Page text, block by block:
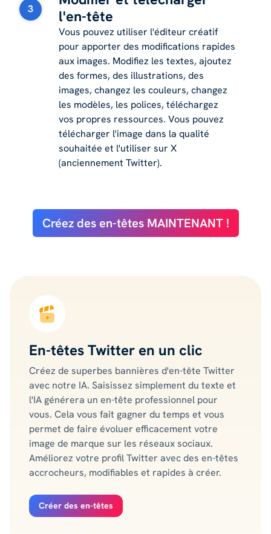
3
l'en-tête
Vous pouvez utiliser l'éditeur créatif
pour apporter des modifications rapides
aux images. Modifiez les textes, ajoutez
des formes, des illustrations, des
images, changez les couleurs, changez
les modèles, les polices, téléchargez
vos propres ressources. Vous pouvez
télécharger l'image dans la qualité
souhaitée et l'utiliser sur X
(anciennement Twitter).
Créez des en-têtes MAINTENANT !
En-têtes Twitter en un clic
Créez de superbes bannières d'en-tête Twitter
avec notre IA. Saisissez simplement du texte et
l'IA générera un en-tête professionnel pour
vous. Cela vous fait gagner du temps et vous
permet de faire évoluer efficacement votre
image de marque sur les réseaux sociaux.
Améliorez votre profil Twitter avec des en-têtes
accrocheurs, modifiables et rapides à créer.
Créer des en-têtes